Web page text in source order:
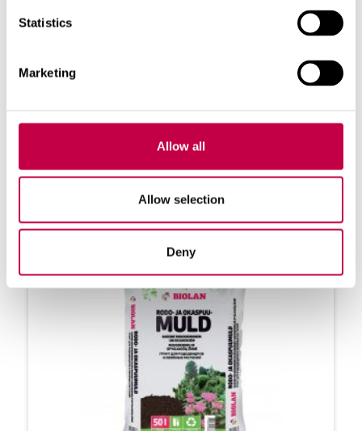
Statistics
Marketing
Allow all
Allow selection
Deny
Kultuurmustikad:
2 korgitäit taimele, pakendist piisab
20 taimele
Teemaga seotud tooted